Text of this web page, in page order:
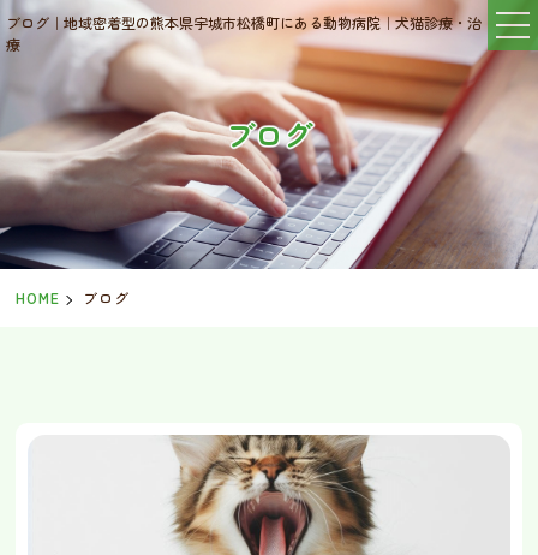
ブログ｜地域密着型の熊本県宇城市松橋町にある動物病院｜犬猫診療・治
療
ブログ
HOME ブログ